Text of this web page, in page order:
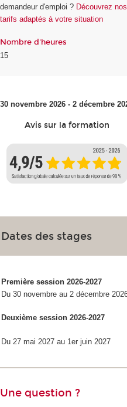
demandeur d'emploi ? Découvrez nos
tarifs adaptés à votre situation
Nombre d'heures
15
30 novembre 2026 - 2 décembre
Avis sur la formation
Dates des stages
Première session 2026-2027
Du 30 novembre au 2 décembre
Deuxième session 2026-2027
Du 27 mai 2027 au 1er juin 2027
Une question ?